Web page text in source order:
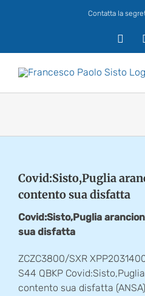
Contatta la
Covid:Sisto,Puglia
contento sua disfatta
Covid:Sisto,Puglia
sua disfatta
ZCZC3800/SXR
S44 QBKP
contento sua disfatta (ANSA)